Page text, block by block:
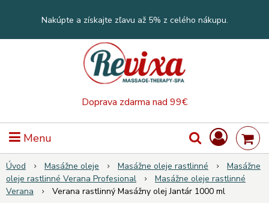
Doprava zdarma nad 99€
Nakúpte a získajte zľavu až 5% z celého nákupu.
Menu
Úvod Masážne oleje Masážne oleje rastlinné
Masážne
oleje rastlinné Verana Profesional
Masážne oleje rastlinné
Verana
Verana rastlinný Masážny olej Jantár 1000 ml